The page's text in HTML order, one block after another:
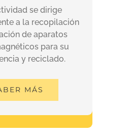
se dirige
a la recopilación
de aparatos
para su
y reciclado.
MÁS
se dirige
a la recopilación
de aparatos
para su
y reciclado.
MÁS